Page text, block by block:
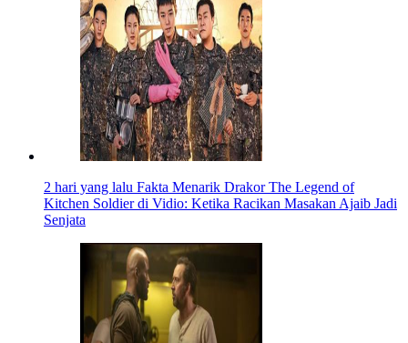
2 hari yang lalu Fakta Menarik Drakor The Legend of
Kitchen Soldier di Vidio: Ketika Racikan Masakan Ajaib Jadi
Senjata